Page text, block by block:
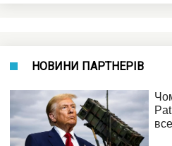
НОВИНИ ПАРТНЕРІВ